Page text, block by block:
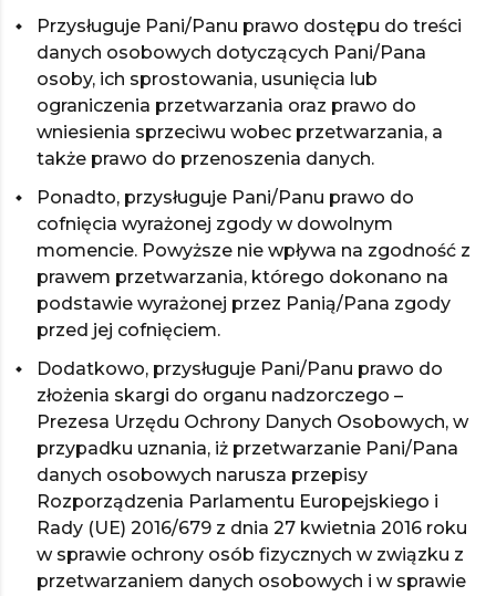
Przysługuje Pani/Panu prawo dostępu do treści
danych osobowych dotyczących Pani/Pana
osoby, ich sprostowania, usunięcia lub
ograniczenia przetwarzania oraz prawo do
wniesienia sprzeciwu wobec przetwarzania, a
także prawo do przenoszenia danych.
Ponadto, przysługuje Pani/Panu prawo do
cofnięcia wyrażonej zgody w dowolnym
momencie. Powyższe nie wpływa na zgodność z
prawem przetwarzania, którego dokonano na
podstawie wyrażonej przez Panią/Pana zgody
przed jej cofnięciem.
Dodatkowo, przysługuje Pani/Panu prawo do
złożenia skargi do organu nadzorczego –
Prezesa Urzędu Ochrony Danych Osobowych, w
przypadku uznania, iż przetwarzanie Pani/Pana
danych osobowych narusza przepisy
Rozporządzenia Parlamentu Europejskiego i
Rady (UE) 2016/679 z dnia 27 kwietnia 2016 roku
w sprawie ochrony osób fizycznych w związku z
przetwarzaniem danych osobowych i w sprawie